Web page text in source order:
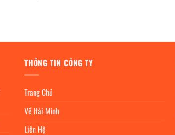
THÔNG TIN CÔNG TY
Trang Chủ
Về Hải Minh
Liên Hệ